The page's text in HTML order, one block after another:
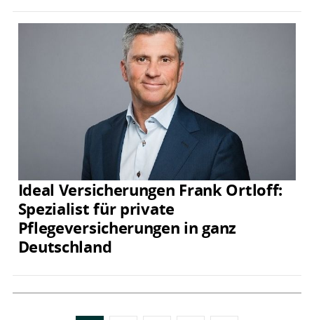
Ideal Versicherungen Frank Ortloff:
Spezialist für private
Pflegeversicherungen in ganz
Deutschland